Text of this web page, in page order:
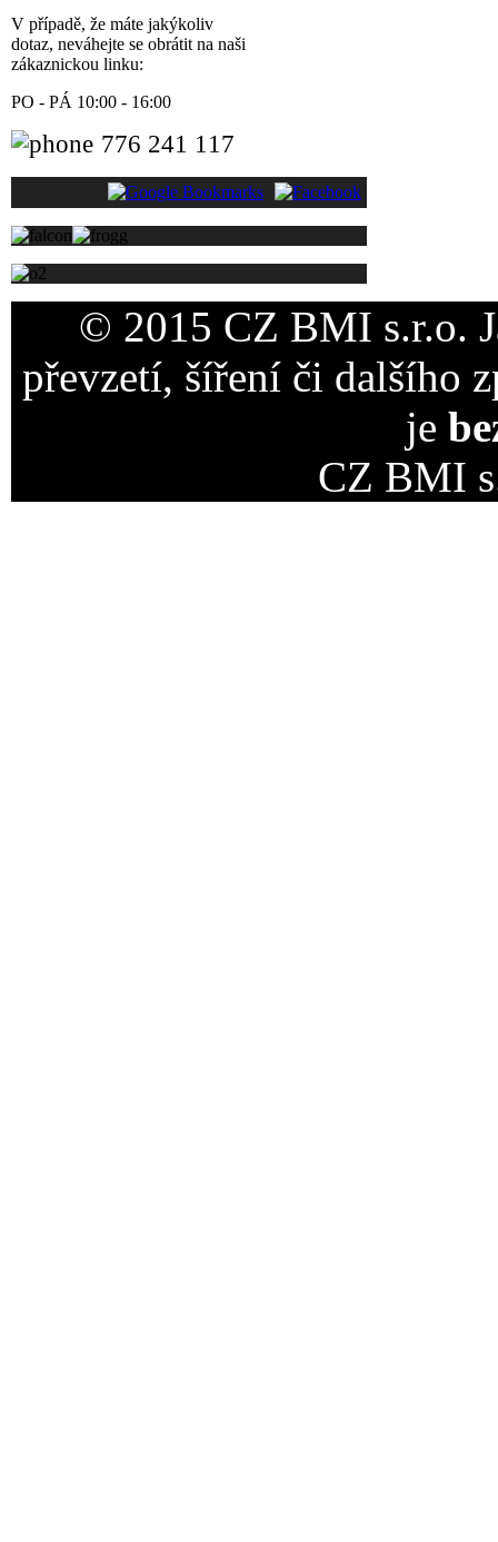
V případě, že máte jakýkoliv
dotaz, neváhejte se obrátit na naši
zákaznickou linku:
PO - PÁ 10:00 - 16:00
776 241 117
© 2015 CZ BMI s.r.o.
převzetí, šíření či dalšího
je
CZ BMI